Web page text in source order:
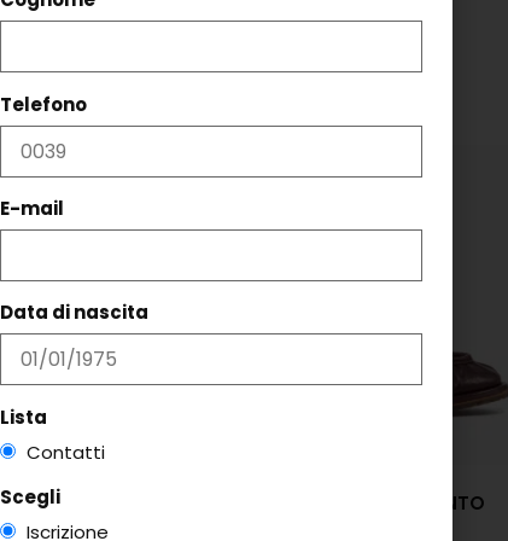
CHANEL DORA AMARANTO
Telefono
E-mail
Data di nascita
Lista
Contatti
Scegli
Iscrizione